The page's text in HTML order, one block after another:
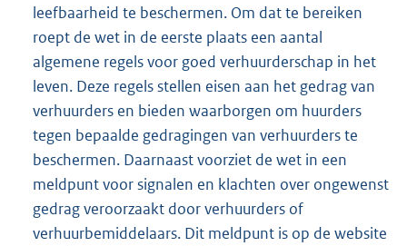
leefbaarheid te beschermen. Om dat te bereiken
roept de wet in de eerste plaats een aantal
algemene regels voor goed verhuurderschap in het
leven. Deze regels stellen eisen aan het gedrag van
verhuurders en bieden waarborgen om huurders
tegen bepaalde gedragingen van verhuurders te
beschermen. Daarnaast voorziet de wet in een
meldpunt voor signalen en klachten over ongewenst
gedrag veroorzaakt door verhuurders of
verhuurbemiddelaars. Dit meldpunt is op de website